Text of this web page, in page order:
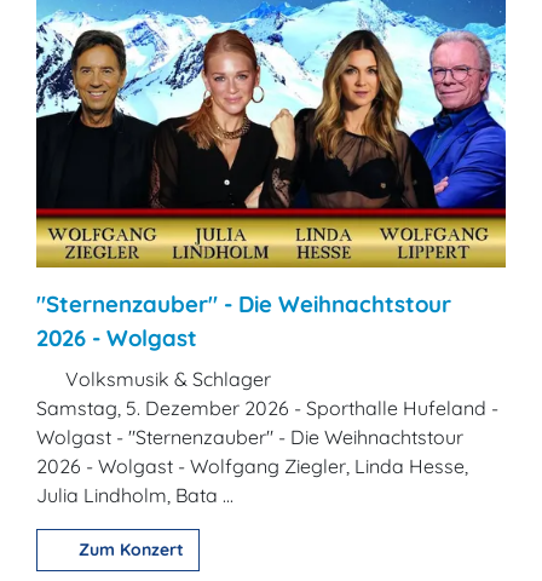
"Sternenzauber" - Die Weihnachtstour
2026 - Wolgast
Volksmusik & Schlager
Samstag, 5. Dezember 2026 - Sporthalle Hufeland -
Wolgast - "Sternenzauber" - Die Weihnachtstour
2026 - Wolgast - Wolfgang Ziegler, Linda Hesse,
Julia Lindholm, Bata ...
Zum Konzert